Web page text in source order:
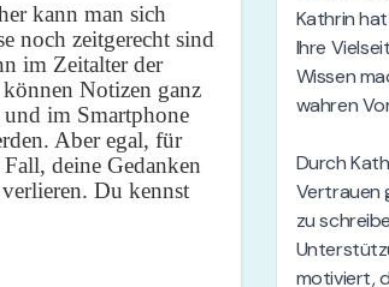
kann man sich
noch zeitgerecht sind
im Zeitalter der
Notizen ganz
im Smartphone
Aber egal, für
deine Gedanken
Du kennst